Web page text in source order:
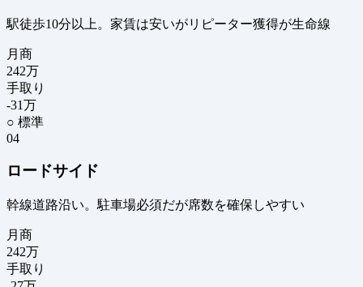
駅徒歩10分以上。家賃は安いがリピーター獲得が生命線
月商
242万
手取り
-31万
○ 標準
04
ロードサイド
幹線道路沿い。駐車場必須だが席数を確保しやすい
月商
242万
手取り